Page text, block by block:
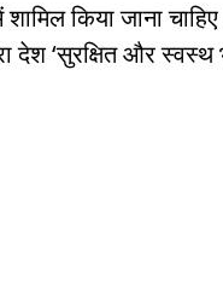
किया जाना
देश ‘सुरक्षित और स्वस्थ